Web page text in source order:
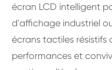
écran LCD intelligent
d'affichage industriel
écrans tactiles résistifs
performances et